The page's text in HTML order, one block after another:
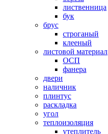
лиственница
бук
брус
строганый
клееный
листовой материал
ОСП
фанера
двери
наличник
плинтус
раскладка
угол
теплоизоляция
утеплитель